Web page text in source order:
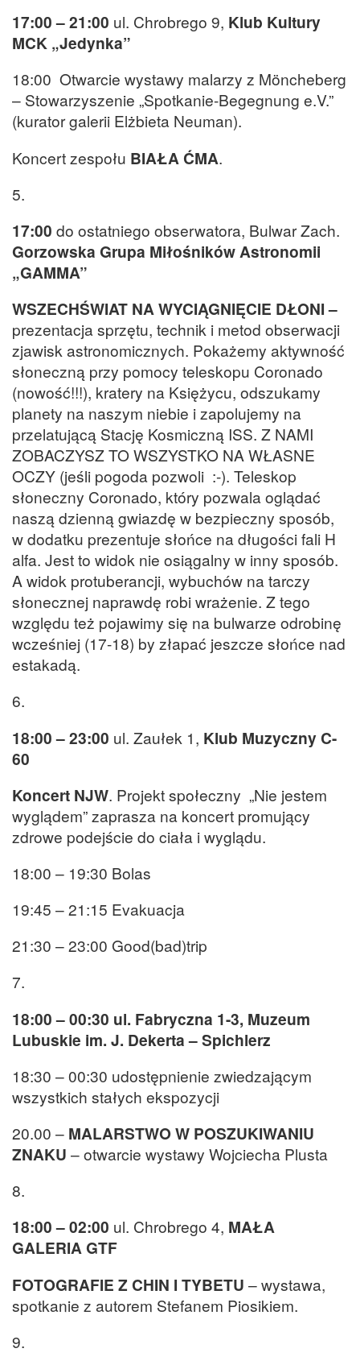
17:00 – 21:00 ul. Chrobrego 9, Klub Kultury
MCK „Jedynka”
18:00 Otwarcie wystawy malarzy z Möncheberg
– Stowarzyszenie „Spotkanie-Begegnung e.V.”
(kurator galerii Elżbieta Neuman).
Koncert zespołu BIAŁA ĆMA.
5.
17:00 do ostatniego obserwatora, Bulwar Zach.
Gorzowska Grupa Miłośników Astronomii
„GAMMA”
WSZECHŚWIAT NA WYCIĄGNIĘCIE DŁONI –
prezentacja sprzętu, technik i metod obserwacji
zjawisk astronomicznych. Pokażemy aktywność
słoneczną przy pomocy teleskopu Coronado
(nowość!!!), kratery na Księżycu, odszukamy
planety na naszym niebie i zapolujemy na
przelatującą Stację Kosmiczną ISS. Z NAMI
ZOBACZYSZ TO WSZYSTKO NA WŁASNE
OCZY (jeśli pogoda pozwoli :-). Teleskop
słoneczny Coronado, który pozwala oglądać
naszą dzienną gwiazdę w bezpieczny sposób,
w dodatku prezentuje słońce na długości fali H
alfa. Jest to widok nie osiągalny w inny sposób.
A widok protuberancji, wybuchów na tarczy
słonecznej naprawdę robi wrażenie. Z tego
względu też pojawimy się na bulwarze odrobinę
wcześniej (17-18) by złapać jeszcze słońce nad
estakadą.
6.
18:00 – 23:00 ul. Zaułek 1, Klub Muzyczny C-
60
Koncert NJW. Projekt społeczny „Nie jestem
wyglądem” zaprasza na koncert promujący
zdrowe podejście do ciała i wyglądu.
18:00 – 19:30 Bolas
19:45 – 21:15 Evakuacja
21:30 – 23:00 Good(bad)trip
7.
18:00 – 00:30 ul. Fabryczna 1-3, Muzeum
Lubuskie im. J. Dekerta – Spichlerz
18:30 – 00:30 udostępnienie zwiedzającym
wszystkich stałych ekspozycji
20.00 – MALARSTWO W POSZUKIWANIU
ZNAKU – otwarcie wystawy Wojciecha Plusta
8.
18:00 – 02:00 ul. Chrobrego 4, MAŁA
GALERIA GTF
FOTOGRAFIE Z CHIN I TYBETU – wystawa,
spotkanie z autorem Stefanem Piosikiem.
9.